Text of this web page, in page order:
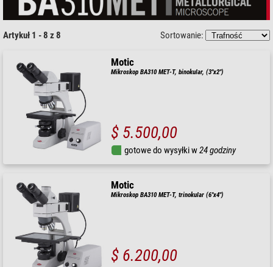
Artykuł 1 - 8 z 8 Sortowanie:
Motic
Mikroskop BA310 MET-T, binokular, (3"x2")
$ 5.500,00
gotowe do wysyłki w24 godziny
Motic
Mikroskop BA310 MET-T, trinokular (6"x4")
$ 6.200,00